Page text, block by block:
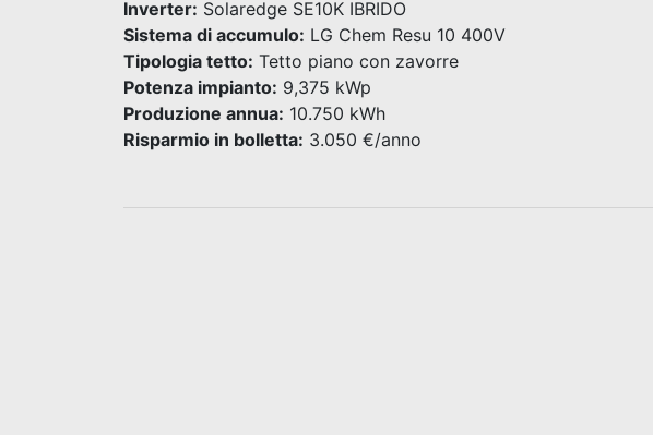
Inverter: Solaredge SE10K IBRIDO
Sistema di accumulo: LG Chem Resu 10 400V
Tipologia tetto: Tetto piano con zavorre
Potenza impianto: 9,375 kWp
Produzione annua: 10.750 kWh
Risparmio in bolletta: 3.050 €/anno